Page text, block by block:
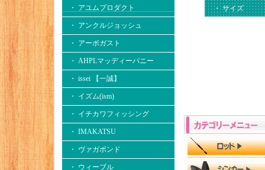
・ アユムプロダクト
・ アンクルジョッシュ
・ アーボガスト
・ AHPLマッディーバニー
・ issei 【一誠】
・ イズム(ism)
・ イチカワフィッシング
・ IMAKATSU
・ ヴァガボンド
・ ウィーブル
・ サイズ